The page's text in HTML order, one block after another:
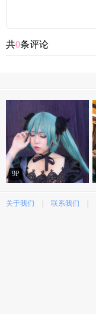
共0条评论
9P
关于我们 联系我们